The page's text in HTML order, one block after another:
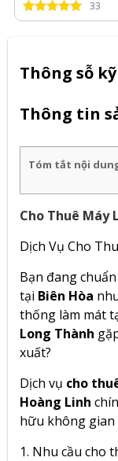
33
Thông sỗ
Thông tin
Tóm tắt nội
Cho Thuê Máy
Dịch Vụ Cho
Bạn đang
tại Biên Hòa
thống làm mát
Long Thành
xuất?
Dịch vụ cho
Hoàng Linh
hữu không gian
1. Nhu cầu cho